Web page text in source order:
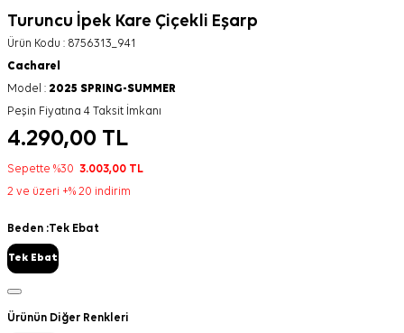
Turuncu İpek Kare Çiçekli Eşarp
Ürün Kodu : 8756313_941
Cacharel
Model : 2025 SPRING-SUMMER
Peşin Fiyatına 4 Taksit İmkanı
4.290,00 TL
Sepette %30 3.003,00 TL
2 ve üzeri +% 20 indirim
Beden :Tek Ebat
Tek Ebat
Ürünün Diğer Renkleri